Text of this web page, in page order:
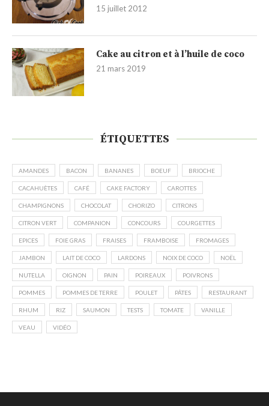
15 juillet 2012
Cake au citron et à l’huile de coco
21 mars 2019
ÉTIQUETTES
AMANDES BACON BANANES BOEUF BRIOCHE
CACAHUÈTES CAFÉ CAKE FACTORY CAROTTES
CHAMPIGNONS CHOCOLAT CHORIZO CITRONS
CITRON VERT COMPANION CONCOURS COURGETTES
EPICES FOIE GRAS FRAISES FRAMBOISE FROMAGES
JAMBON LAIT DE COCO LARDONS NOIX DE COCO NOËL
NUTELLA OIGNON PAIN POIREAUX POIVRONS
POMMES POMMES DE TERRE POULET PÂTES RESTAURANT
RHUM RIZ SAUMON TESTS TOMATE VANILLE
VEAU VIDÉO